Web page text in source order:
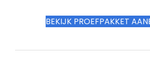
BEKIJK PROEFPAKKET